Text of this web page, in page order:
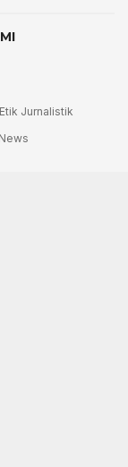
Jurnalistik